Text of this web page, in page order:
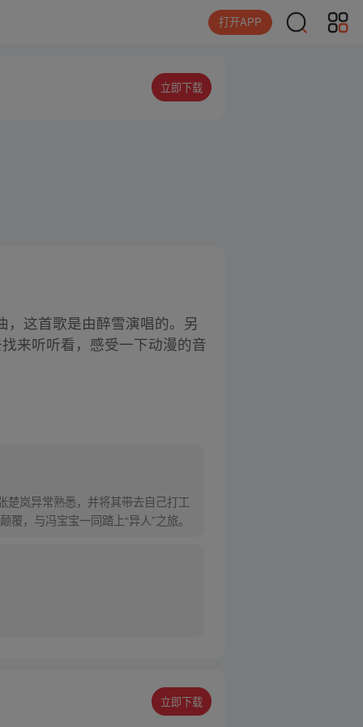
打开APP
立即下载
，这首歌是由醉雪演唱的。另
来听听看，感受一下动漫的音
楚岚异常熟悉，并将其带去自己打工
，与冯宝宝一同踏上“异人”之旅。
立即下载